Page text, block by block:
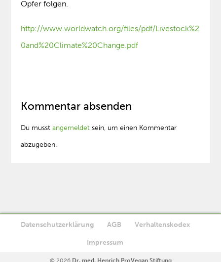
Opfer folgen.
http://www.worldwatch.org/files/pdf/Livestock%2
0and%20Climate%20Change.pdf
Kommentar absenden
Du musstangemeldet sein, um einen Kommentar
abzugeben.
Datenschutzerklärung AGB Verhaltenskodex
Impressum
© 2026 Dr. med. Henrich ProVegan Stiftung